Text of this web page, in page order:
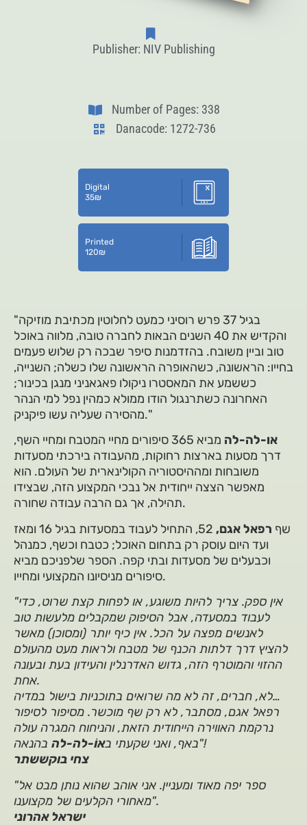
Publisher: NIV Publishing
Number of Pages: 338
Danacode: 1272-736
Digital
35₪
Printed
120₪
"בגיל 37 פרש רוסיני כמעט לחלוטין מכתיבת מוזיקה
והקדיש את 40 השנים הבאות לחברה טובה, מלווה באוכל
טוב וביין משובח. בהזדמנות סיפר שבכה רק שלוש פעמים
בחייו: הראשונה, כשהאופרה הראשונה שלו כשלה; השנייה,
כששמע את המאסטרו ניקולו פאגאניני מנגן בכינור;
האחרונה כשתרנגול הודו ממולא כמהין נפל למי הנהר
מהסירה שעליה עשו פיקניק."
או-לה-לה
מביא 365 סיפורים מחיי המטבח ומחיי השף,
דרך מסעות בארצות רחוקות, מהעבודה בירכתי מסעדות
משובחות ומההיסטוריה הקולינארית של העולם. הוא
מאפשר הצצה ייחודית אל נבכי המקצוע הזה, שבצידו
תהילה, אך גם הרבה עבודה שחורה.
שף רפאל אגם,
52, התחיל לעבוד במסעדות בגיל 16 ומאז
ועד היום עוסק רק בתחום האוכל; כטבח וכשף, כמנהל
וכבעלים של מסעדות ובתי קפה. הספר שלפניכם מביא
סיפורים מניסיונו המקצועי ומחייו.
"אין ספק. צריך להיות משוגע, או לפחות קצת שרוט, כדי
לעבוד במסעדה, אבל הסיפוק שמקבלים מלעשות טוב
לאנשים מפצה על הכל. אין כיף יותר (ומסוכן) מאשר
להציץ דרך דלתות הכנף של מטבח ולראות מעט מהעולם
ההזוי והמוטרף הזה, גדוש האדרנלין והעידון בעת ובעונה
אחת.
לא, חברים, זה לא מה שרואים בתוכניות בישול במדיה…
רפאל אגם, מסתבר, לא רק שף מוכשר. מסיפור לסיפור
נרקמת האווירה הייחודית הזאת, והניחוח המגרה עולה
באף, ואני שקעתי באוֹ-לה-לה
בהנאה"!
צחי בוקששתר
"ספר יפה מאוד ומעניין. אני אוהב שהוא נותן מבט אל
מאחורי הקלעים של מקצוענו".
ישראל אהרוני